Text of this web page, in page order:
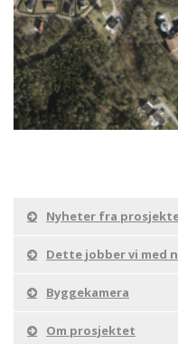
Nyheter fra
Dette jobber vi med
Byggekamera
Om prosjektet